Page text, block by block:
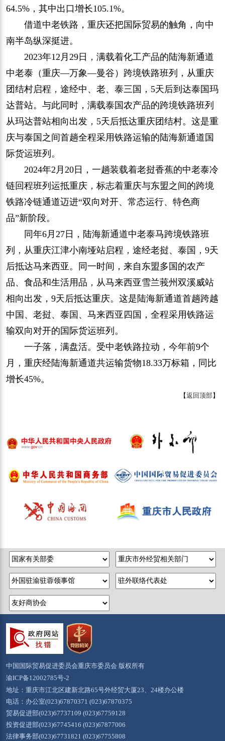
64.5%，其中出口增长105.1%。
借道中老铁路，重庆还把国际贸易的触角，向中
南半岛纵深挺进。
2023年12月29日，满载着化工产品的陆海新通道
中老泰（重庆—万象—曼谷）跨境铁路班列，从重庆
团结村启程，途经中、老、泰三国，5天后到达泰国玛
达普站。与此同时，满载泰国农产品的跨境铁路班列
从玛达普站相向出发，5天后抵达重庆团结村。这是重
庆与泰国之间首趟全程采用铁路运输的陆海新通道国
际货运班列。
2024年2月20日，一趟装载着老挝香蕉的中老泰冷
链回程班列运抵重庆，标志着重庆与东盟之间的跨境
铁路冷链通道迈进“双向对开、常态运行、特色商
品”新阶段。
同年6月27日，陆海新通道中老泰马跨境铁路班
列，从重庆江津小南垭站启程，途经老挝、泰国，9天
后抵达马来西亚。同一时间，来自东盟多国的农产
品、食品和生活用品，从马来西亚雪兰莪州双溪威站
相向出发，9天后抵达重庆。这是陆海新通道首趟跨越
中国、老挝、泰国、马来西亚四国，全程采用铁路运
输双向对开的国际货运班列。
一子落，满盘活。受中老铁路拉动，今年前9个
月，重庆经陆海新通道共运输货物18.33万标箱，同比
增长45%。
【返回顶部】
中国国际贸易促进委员会重庆市委员会 版权所有
渝ICP备12002785号-2
地址：重庆市江北区建新北路65号外经贸大厦23、24楼办公楼
电话：办公室(023)67870371 (023)67870375
贸易促进部(023)67737109 (023)67759128
投资促进部(023)67745416 (023)67877006
法律事务部(023)67731821 (023)67755808